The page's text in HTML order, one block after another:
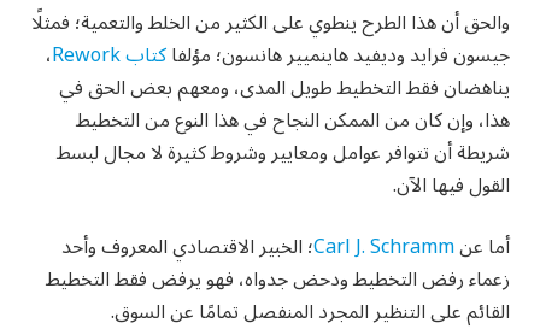
والحق أن هذا الطرح ينطوي على الكثير من الخلط والتعمية؛ فمثلًا
جيسون فرايد وديفيد هاينميير هانسون؛ مؤلفاكتاب Rework ،
يناهضان فقط التخطيط طويل المدى، ومعهم بعض الحق في
هذا، وإن كان من الممكن النجاح في هذا النوع من التخطيط
شريطة أن تتوافر عوامل ومعايير وشروط كثيرة لا مجال لبسط
القول فيها الآن.
أما عنCarl J. Schramm؛ الخبير الاقتصادي المعروف وأحد
زعماء رفض التخطيط ودحض جدواه، فهو يرفض فقط التخطيط
القائم على التنظير المجرد المنفصل تمامًا عن السوق.